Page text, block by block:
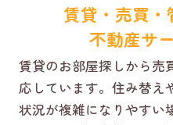
賃貸・売買
不動産サ
賃貸のお部屋探しから売
応しています。住み替え
状況が複雑になりやすい